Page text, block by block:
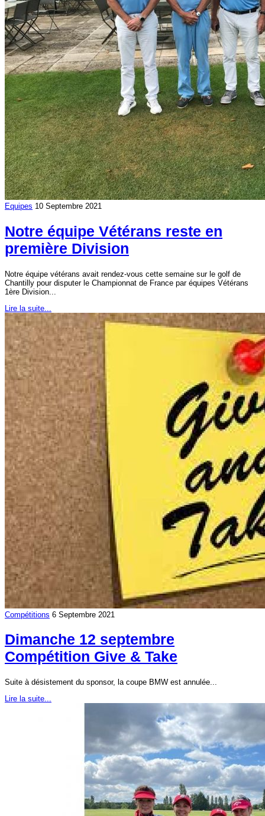
Equipes 10 Septembre 2021
Notre équipe Vétérans reste en
première Division
Notre équipe vétérans avait rendez-vous cette semaine sur le golf de
Chantilly pour disputer le Championnat de France par équipes Vétérans
1ère Division...
Lire la suite...
Compétitions 6 Septembre 2021
Dimanche 12 septembre
Compétition Give & Take
Suite à désistement du sponsor, la coupe BMW est annulée...
Lire la suite...